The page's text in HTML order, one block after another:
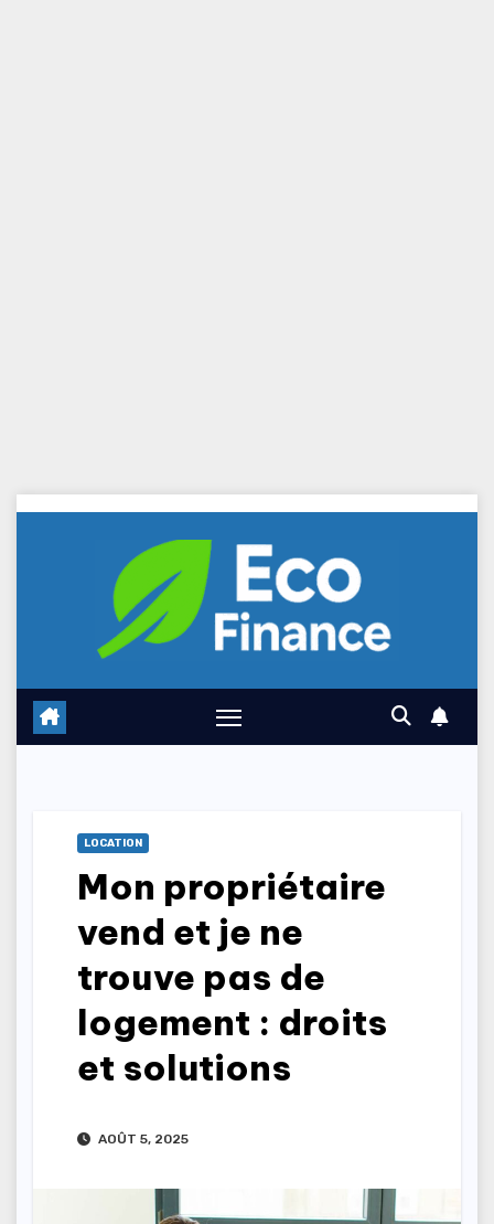
Skip
LOCATION
Mon propriétaire
vend et je ne
trouve pas de
logement : droits
et solutions
AOÛT 5, 2025